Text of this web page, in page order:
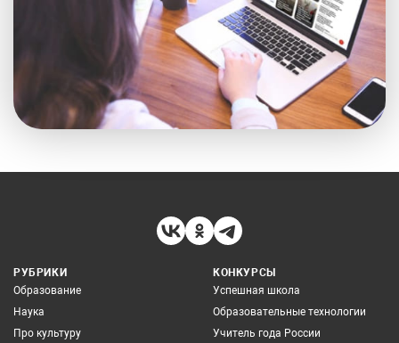
РУБРИКИ
Образование
Наука
Про культуру
КОНКУРСЫ
Успешная школа
Образовательные технологии
Учитель года России